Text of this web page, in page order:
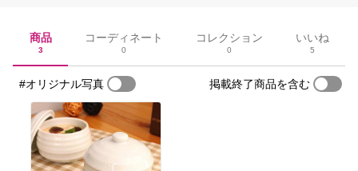
商品
3
コーディネート
0
コレクション
0
いいね
5
#オリジナル写真 掲載終了商品を含む